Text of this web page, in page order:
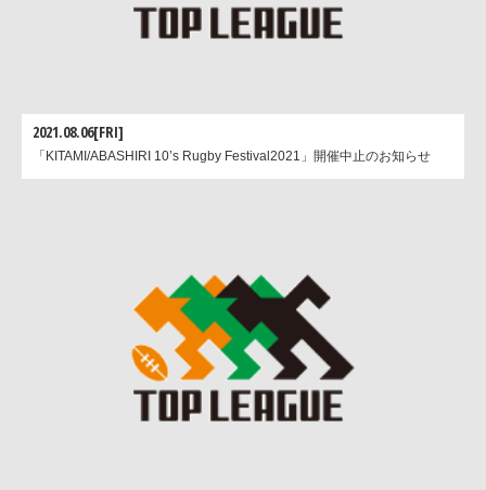
2021.08.06[FRI]
「KITAMI/ABASHIRI 10’s Rugby Festival2021」開催中止のお知らせ